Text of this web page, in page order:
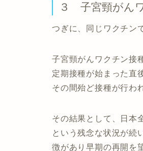
３ 子宮頸がん
つぎに、同じワクチン
子宮頸がんワクチン接
定期接種が始まった直
その間殆ど接種が行わ
その結果として、日本
という残念な状況が続
徴があり早期の再開を